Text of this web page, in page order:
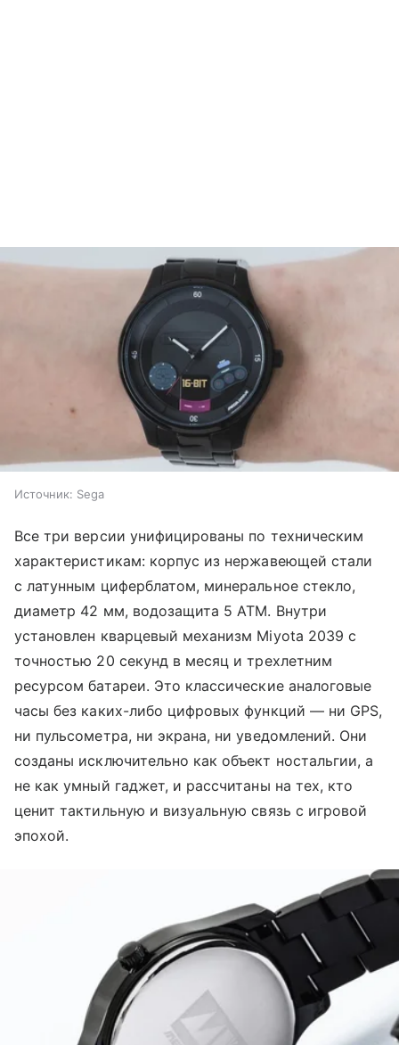
Источник: Sega
Все три версии унифицированы по техническим
характеристикам: корпус из нержавеющей стали
с латунным циферблатом, минеральное стекло,
диаметр 42 мм, водозащита 5 ATM. Внутри
установлен кварцевый механизм Miyota 2039 с
точностью 20 секунд в месяц и трехлетним
ресурсом батареи. Это классические аналоговые
часы без каких-либо цифровых функций — ни GPS,
ни пульсометра, ни экрана, ни уведомлений. Они
созданы исключительно как объект ностальгии, а
не как умный гаджет, и рассчитаны на тех, кто
ценит тактильную и визуальную связь с игровой
эпохой.